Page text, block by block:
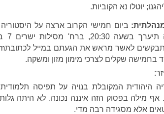
יוטלו נא הקוביות.
ביום חמישי הקרוב ארצה על היסטוריה
לאשר מראש את הגעתם במייל לכתובת
בחמישה שקלים לצרכי מימון מזון ומשקה.
היהודית המקובלת בנויה על תפיסה תלמודית:
אף מילה בפסוק הזה איננה נכונה. לא היתה
אלא מסגידה רבה מדי.